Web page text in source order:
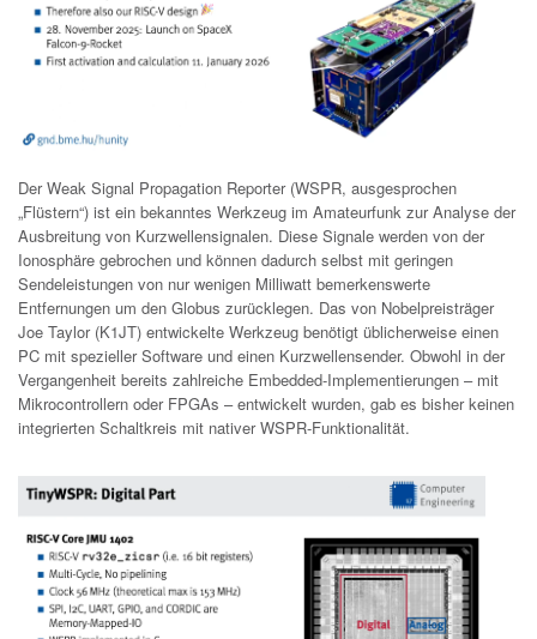
Der Weak Signal Propagation Reporter (WSPR, ausgesprochen
„Flüstern“) ist ein bekanntes Werkzeug im Amateurfunk zur Analyse der
Ausbreitung von Kurzwellensignalen. Diese Signale werden von der
Ionosphäre gebrochen und können dadurch selbst mit geringen
Sendeleistungen von nur wenigen Milliwatt bemerkenswerte
Entfernungen um den Globus zurücklegen. Das von Nobelpreisträger
Joe Taylor (K1JT) entwickelte Werkzeug benötigt üblicherweise einen
PC mit spezieller Software und einen Kurzwellensender. Obwohl in der
Vergangenheit bereits zahlreiche Embedded-Implementierungen – mit
Mikrocontrollern oder FPGAs – entwickelt wurden, gab es bisher keinen
integrierten Schaltkreis mit nativer WSPR-Funktionalität.